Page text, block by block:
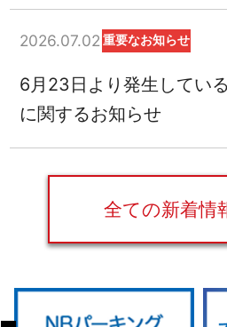
2026.07.02 重要なお知らせ
6月23日より発生してい
に関するお知らせ
全ての新着情